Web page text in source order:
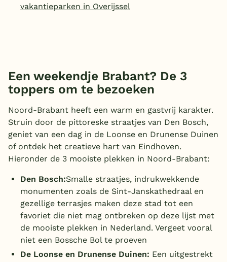
vakantieparken in Overijssel
Een weekendje Brabant? De 3
toppers om te bezoeken
Noord-Brabant heeft een warm en gastvrij karakter.
Struin door de pittoreske straatjes van Den Bosch,
geniet van een dag in de Loonse en Drunense Duinen
of ontdek het creatieve hart van Eindhoven.
Hieronder de 3 mooiste plekken in Noord-Brabant:
Den Bosch:Smalle straatjes, indrukwekkende
monumenten zoals de Sint-Janskathedraal en
gezellige terrasjes maken deze stad tot een
favoriet die niet mag ontbreken op deze lijst met
de mooiste plekken in Nederland. Vergeet vooral
niet een Bossche Bol te proeven
De Loonse en Drunense Duinen: Een uitgestrekt